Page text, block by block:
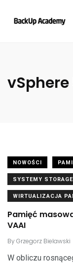
vSphere
NOWOŚCI
SYSTEMY
WIRTUALIZACJA
Pamięć
VAAI
ByGrzegorz Bielawski
W obliczu